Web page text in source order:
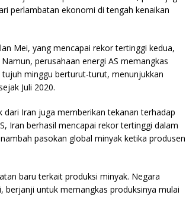
perlambatan ekonomi di tengah kenaikan
Mei, yang mencapai rekor tertinggi kedua,
perusahaan energi AS memangkas
minggu berturut-turut, menunjukkan
Juli 2020.
Iran juga memberikan tekanan terhadap
Iran berhasil mencapai rekor tertinggi dalam
pasokan global minyak ketika produsen
baru terkait produksi minyak. Negara
untuk memangkas produksinya mulai